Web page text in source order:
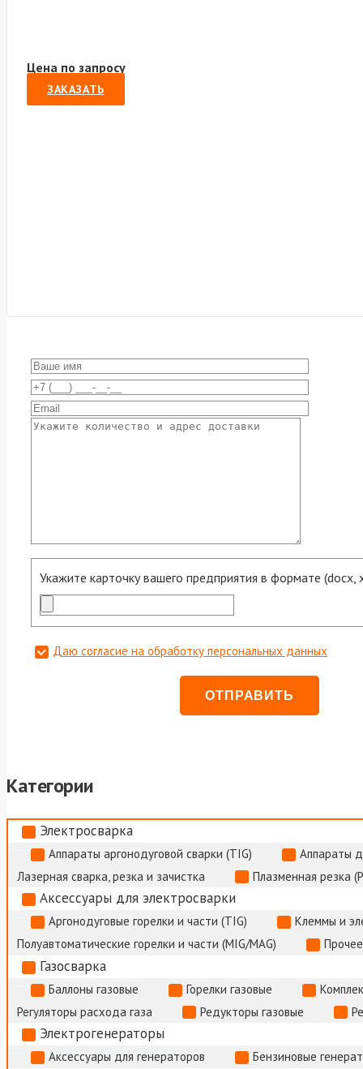
Цена по запросу
ЗАКАЗАТЬ
Укажите карточку вашего предприятия в формате (docx,
Даю согласие на обработку персональных данных
Категории
Электросварка
Аппараты аргонодуговой сварки (TIG)
Аппараты
Лазерная сварка, резка и зачистка
Плазменная резка
Аксессуары для электросварки
Аргонодуговые горелки и части (TIG)
Клеммы и
Полуавтоматические горелки и части (MIG/MAG)
Газосварка
Баллоны газовые Горелки газовые
Регуляторы расхода газа
Редукторы газовые
Электрогенераторы
Аксессуары для генераторов Бензиновые